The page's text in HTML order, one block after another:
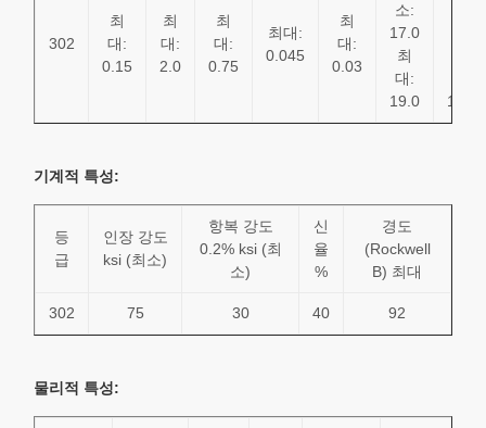
302
최
대:
0.15
최
대:
2.0
최
대:
0.75
최대:
0.045
최
대:
0.03
소:
17.0
최
대:
19.0
10.0
기계적 특성:
등
급
인장 강도
ksi (최소)
항복 강도
0.2% ksi (최
소)
신
율
%
경도
(Rockwell
B) 최대
302 75 30 40 92
물리적 특성: